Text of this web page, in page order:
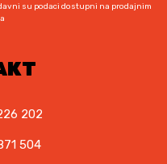
su podaci dostupni na prodajnim
202
504